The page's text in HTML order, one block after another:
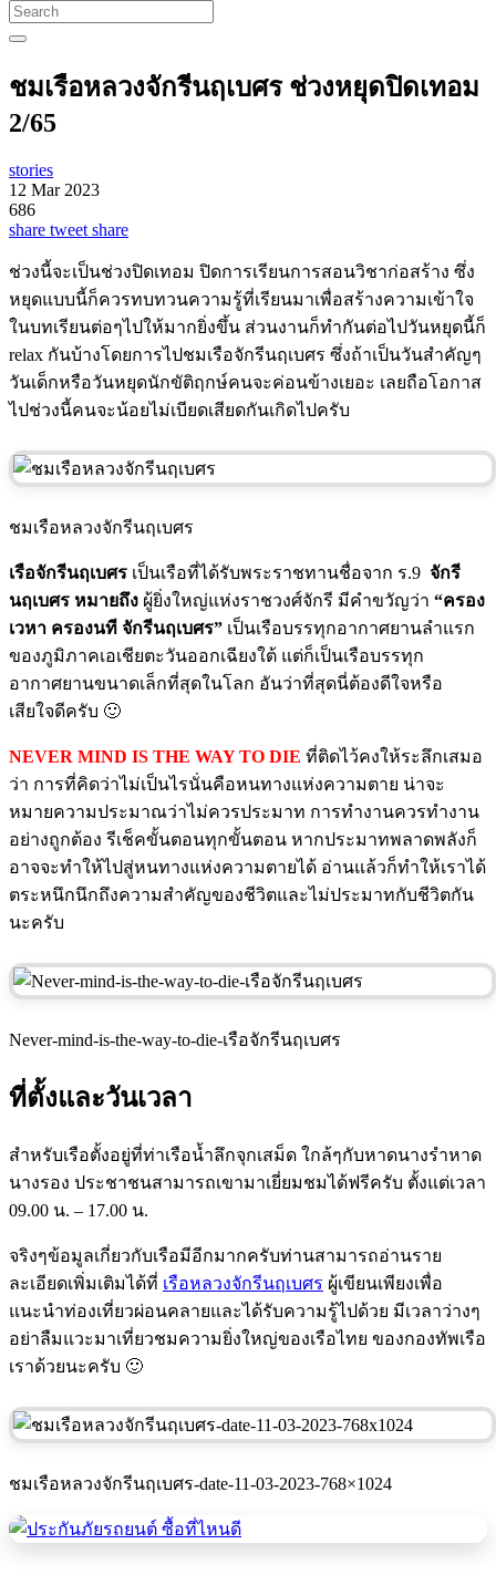
ชมเรือหลวงจักรีนฤเบศร ช่วงหยุดปิดเทอม
2/65
stories
12 Mar 2023
686
share tweet share
ช่วงนี้จะเป็นช่วงปิดเทอม ปิดการเรียนการสอนวิชาก่อสร้าง ซึ่ง
หยุดแบบนี้ก็ควรทบทวนความรู้ที่เรียนมาเพื่อสร้างความเข้าใจ
ในบทเรียนต่อๆไปให้มากยิ่งขึ้น ส่วนงานก็ทำกันต่อไปวันหยุดนี้ก็
relax กันบ้างโดยการไปชมเรือจักรีนฤเบศร ซึ่งถ้าเป็นวันสำคัญๆ
วันเด็กหรือวันหยุดนักขัติฤกษ์คนจะค่อนข้างเยอะ เลยถือโอกาส
ไปช่วงนี้คนจะน้อยไม่เบียดเสียดกันเกิดไปครับ
ชมเรือหลวงจักรีนฤเบศร
เรือจักรีนฤเบศร เป็นเรือที่ได้รับพระราชทานชื่อจาก ร.9 จักรี
นฤเบศร หมายถึง ผู้ยิ่งใหญ่แห่งราชวงศ์จักรี มีคำขวัญว่า “ครอง
เวหา ครองนที จักรีนฤเบศร” เป็นเรือบรรทุกอากาศยานลำแรก
ของภูมิภาคเอเชียตะวันออกเฉียงใต้ แต่ก็เป็นเรือบรรทุก
อากาศยานขนาดเล็กที่สุดในโลก อันว่าที่สุดนี่ต้องดีใจหรือ
เสียใจดีครับ 🙂
NEVER MIND IS THE WAY TO DIE ที่ติดไว้คงให้ระลึกเสมอ
ว่า การที่คิดว่าไม่เป็นไรนั่นคือหนทางแห่งความตาย น่าจะ
หมายความประมาณว่าไม่ควรประมาท การทำงานควรทำงาน
อย่างถูกต้อง รีเช็คขั้นตอนทุกขั้นตอน หากประมาทพลาดพลังก็
อาจจะทำให้ไปสู่หนทางแห่งความตายได้ อ่านแล้วก็ทำให้เราได้
ตระหนึกนึกถึงความสำคัญของชีวิตและไม่ประมาทกับชีวิตกัน
นะครับ
Never-mind-is-the-way-to-die-เรือจักรีนฤเบศร
ที่ตั้งและวันเวลา
สำหรับเรือตั้งอยู่ที่ท่าเรือน้ำลึกจุกเสม็ด ใกล้ๆกับหาดนางรำหาด
นางรอง ประชาชนสามารถเขามาเยี่ยมชมได้ฟรีครับ ตั้งแต่เวลา
09.00 น. – 17.00 น.
จริงๆข้อมูลเกี่ยวกับเรือมีอีกมากครับท่านสามารถอ่านราย
ละเอียดเพิ่มเติมได้ที่ เรือหลวงจักรีนฤเบศร ผู้เขียนเพียงเพื่อ
แนะนำท่องเที่ยวผ่อนคลายและได้รับความรู้ไปด้วย มีเวลาว่างๆ
อย่าลืมแวะมาเที่ยวชมความยิ่งใหญ่ของเรือไทย ของกองทัพเรือ
เราด้วยนะครับ 🙂
ชมเรือหลวงจักรีนฤเบศร-date-11-03-2023-768×1024